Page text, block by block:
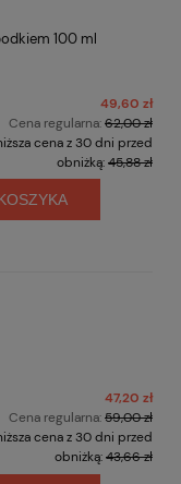
100 ml
49,60 zł
Cena regularna:62,00 zł
cena z 30 dni przed
obniżką:45,88 zł
47,20 zł
Cena regularna:59,00 zł
cena z 30 dni przed
obniżką:43,66 zł